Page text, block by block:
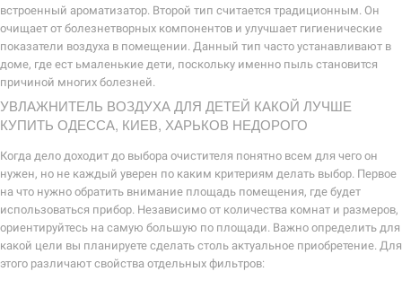
встроенный ароматизатор. Второй тип считается традиционным. Он
очищает от болезнетворных компонентов и улучшает гигиенические
показатели воздуха в помещении. Данный тип часто устанавливают в
доме, где ест ьмаленькие дети, поскольку именно пыль становится
причиной многих болезней.
УВЛАЖНИТЕЛЬ ВОЗДУХА ДЛЯ ДЕТЕЙ КАКОЙ ЛУЧШЕ
КУПИТЬ ОДЕССА, КИЕВ, ХАРЬКОВ НЕДОРОГО
Когда дело доходит до выбора очистителя понятно всем для чего он
нужен, но не каждый уверен по каким критериям делать выбор. Первое
на что нужно обратить внимание площадь помещения, где будет
использоваться прибор. Независимо от количества комнат и размеров,
ориентируйтесь на самую большую по площади. Важно определить для
какой цели вы планируете сделать столь актуальное приобретение. Для
этого различают свойства отдельных фильтров: